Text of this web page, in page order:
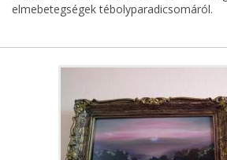
elmebetegségek tébolyparadicsomáról.